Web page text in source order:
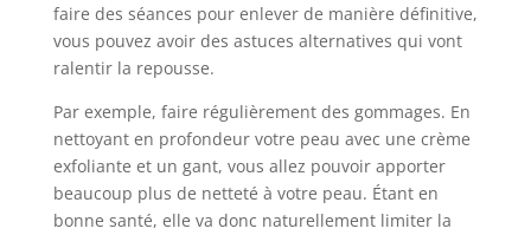
faire des séances pour enlever de manière définitive,
vous pouvez avoir des astuces alternatives qui vont
ralentir la repousse.
Par exemple, faire régulièrement des gommages. En
nettoyant en profondeur votre peau avec une crème
exfoliante et un gant, vous allez pouvoir apporter
beaucoup plus de netteté à votre peau. Étant en
bonne santé, elle va donc naturellement limiter la